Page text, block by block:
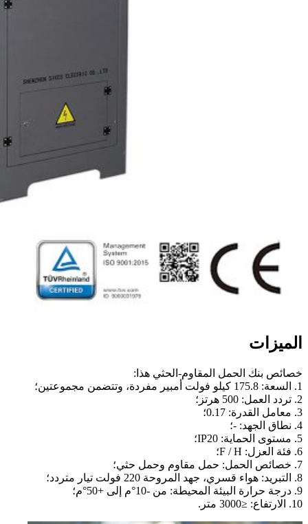
الميزات
خصائص بنك الحمل المقاوم-الحثي هذا:
1. السعة: 175.8 كيلو فولت أمبير مفردة، وتتضمن مجموعتين؛
2. تردد العمل: 500 هرتز؛
3. معامل القدرة: 0.17؛
4. نطاق الجهد: -؛
5. مستوى الحماية: IP20؛
6. فئة العزل: F / H؛
7. خصائص الحمل: حمل مقاوم وحمل حثي؛
8. التبريد: هواء قسري، جهد المروحة 220 فولت تيار متردد؛
9. درجة حرارة البيئة المحيطة: من -10°م إلى +50°م؛
10. الارتفاع: ≤3000 متر.